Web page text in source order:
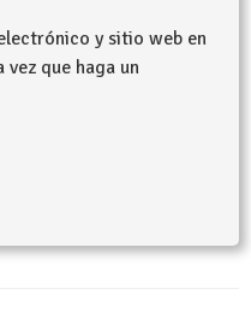
y sitio web en
que haga un